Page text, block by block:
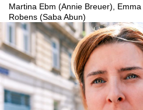
Martina Ebm (Annie Breuer),
Robens (Saba Abun)